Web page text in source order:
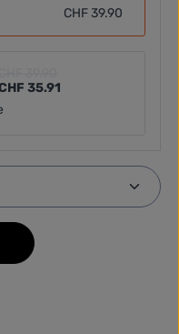
CHF 39.90
35.91
la quantità